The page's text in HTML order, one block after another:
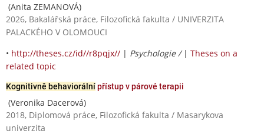
(Anita ZEMANOVÁ)
2026, Bakalářská práce, Filozofická fakulta / UNIVERZITA
PALACKÉHO V OLOMOUCI
• http://theses.cz/id//r8pqjx// | Psychologie / | Theses on a
related topic
Kognitivně behaviorálnípřístup v párové terapii
(Veronika Dacerová)
2018, Diplomová práce, Filozofická fakulta / Masarykova
univerzita